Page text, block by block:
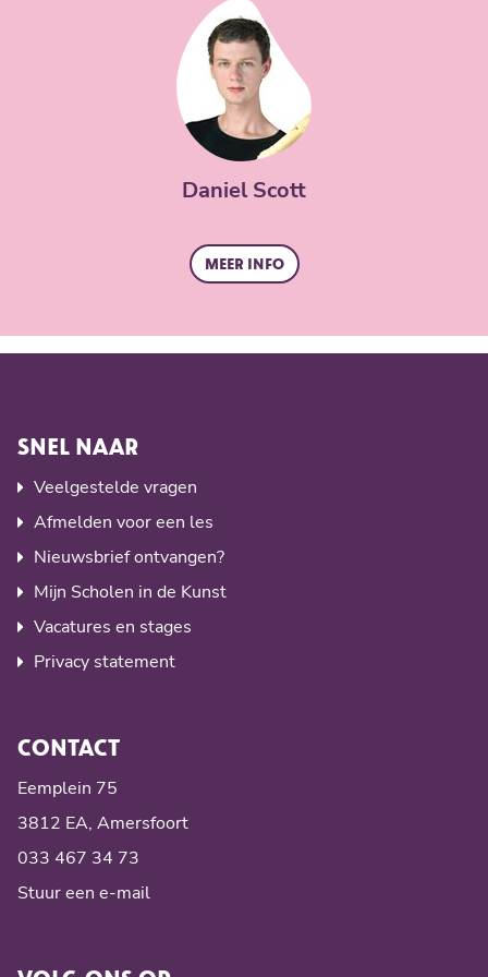
Daniel Scott
Meer info
SNEL NAAR
Veelgestelde vragen
Afmelden voor een les
Nieuwsbrief ontvangen?
Mijn Scholen in de Kunst
Vacatures en stages
Privacy statement
CONTACT
Eemplein 75
3812 EA, Amersfoort
033 467 34 73
Stuur een e-mail